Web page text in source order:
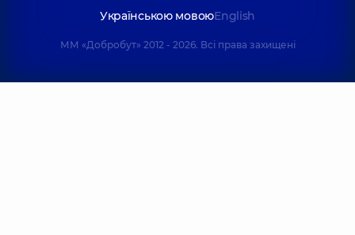
Українською мовоюEnglish
ММ «Добробут» 2012 - 2026. Всі права захищені